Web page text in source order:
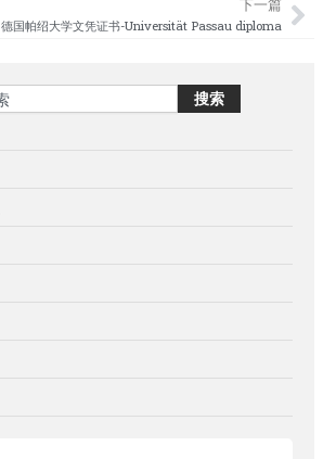
下一篇
德国帕绍大学文凭证书-Universität Passau diploma
搜索